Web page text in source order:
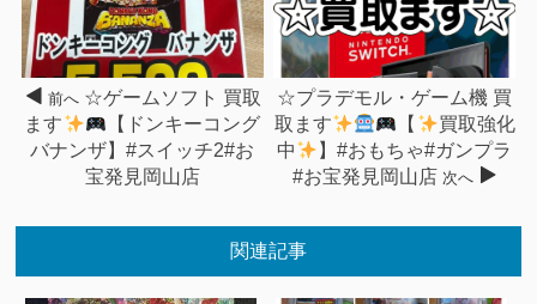
前へ ☆ゲームソフト 買取
ます
【ドンキーコング
バナンザ】#スイッチ2#お
宝発見岡山店
☆プラデモル・ゲーム機 買
取ます
【
買取強化
中
】#おもちゃ#ガンプラ
#お宝発見岡山店 次へ
関連記事